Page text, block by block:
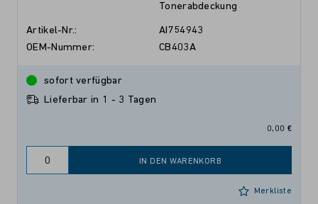
Tonerabdeckung
Artikel-Nr.:
AI754943
OEM-Nummer:
CB403A
0,00 €
sofort verfügbar
Lieferbar in 1 - 3 Tagen
IN DEN WARENKORB
Merkliste